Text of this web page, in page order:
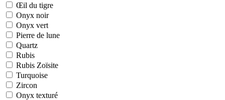
Œil du tigre
Onyx noir
Onyx vert
Pierre de lune
Quartz
Rubis
Rubis Zoïsite
Turquoise
Zircon
Onyx texturé